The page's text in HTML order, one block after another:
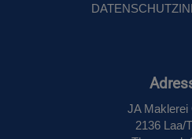
JA Maklerei
2136 Laa/